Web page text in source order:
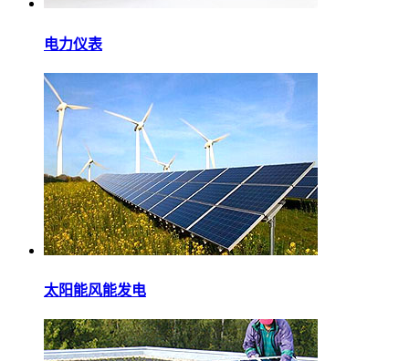
电力仪表
太阳能风能发电